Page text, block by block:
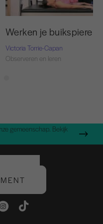
Werken je buikspieren
Victoria Torrie-Capan
Observeren en leren
gemeenschap. Bekijk